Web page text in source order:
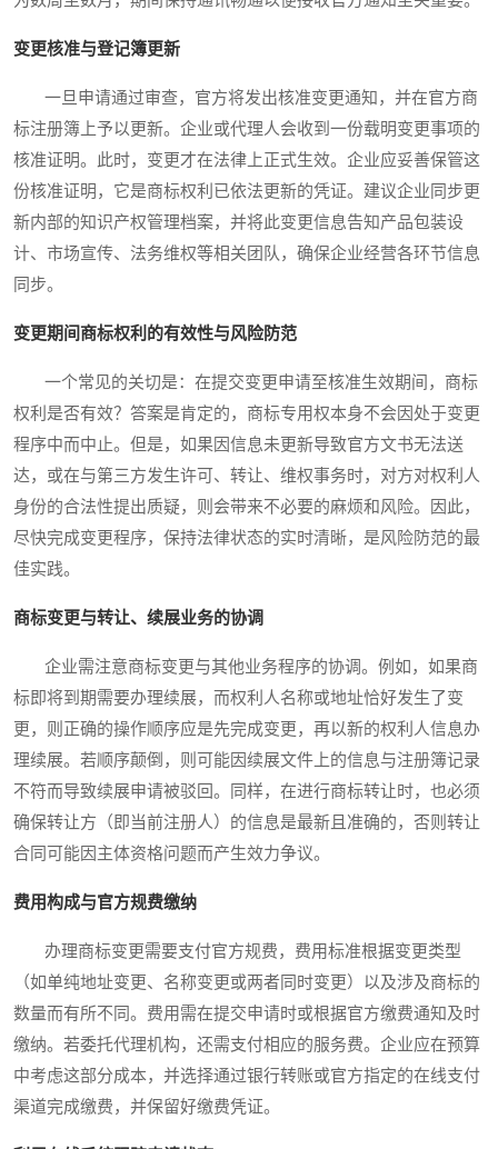
变更核准与登记簿更新
一旦申请通过审查，官方将发出核准变更通知，并在官方商
标注册簿上予以更新。企业或代理人会收到一份载明变更事项的
核准证明。此时，变更才在法律上正式生效。企业应妥善保管这
份核准证明，它是商标权利已依法更新的凭证。建议企业同步更
新内部的知识产权管理档案，并将此变更信息告知产品包装设
计、市场宣传、法务维权等相关团队，确保企业经营各环节信息
同步。
变更期间商标权利的有效性与风险防范
一个常见的关切是：在提交变更申请至核准生效期间，商标
权利是否有效？答案是肯定的，商标专用权本身不会因处于变更
程序中而中止。但是，如果因信息未更新导致官方文书无法送
达，或在与第三方发生许可、转让、维权事务时，对方对权利人
身份的合法性提出质疑，则会带来不必要的麻烦和风险。因此，
尽快完成变更程序，保持法律状态的实时清晰，是风险防范的最
佳实践。
商标变更与转让、续展业务的协调
企业需注意商标变更与其他业务程序的协调。例如，如果商
标即将到期需要办理续展，而权利人名称或地址恰好发生了变
更，则正确的操作顺序应是先完成变更，再以新的权利人信息办
理续展。若顺序颠倒，则可能因续展文件上的信息与注册簿记录
不符而导致续展申请被驳回。同样，在进行商标转让时，也必须
确保转让方（即当前注册人）的信息是最新且准确的，否则转让
合同可能因主体资格问题而产生效力争议。
费用构成与官方规费缴纳
办理商标变更需要支付官方规费，费用标准根据变更类型
（如单纯地址变更、名称变更或两者同时变更）以及涉及商标的
数量而有所不同。费用需在提交申请时或根据官方缴费通知及时
缴纳。若委托代理机构，还需支付相应的服务费。企业应在预算
中考虑这部分成本，并选择通过银行转账或官方指定的在线支付
渠道完成缴费，并保留好缴费凭证。